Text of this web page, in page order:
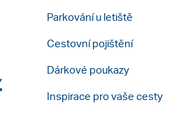
Parkování u letiště
Cestovní pojištění
Dárkové poukazy
Inspirace pro vaše cesty